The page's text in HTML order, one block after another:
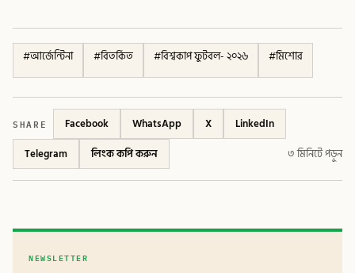
#আর্জেন্টিনা #বিতর্কিত #বিশ্বকাপ ফুটবল- ২০২৬ #মিশোর
SHARE Facebook WhatsApp X
LinkedIn
Telegram
লিংক কপি করুন ৩ মিনিটে পড়ুন
NEWSLETTER